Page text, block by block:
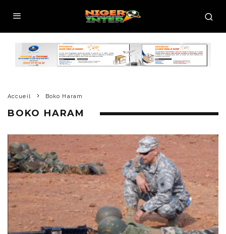
Accueil Boko Haram
BOKO HARAM